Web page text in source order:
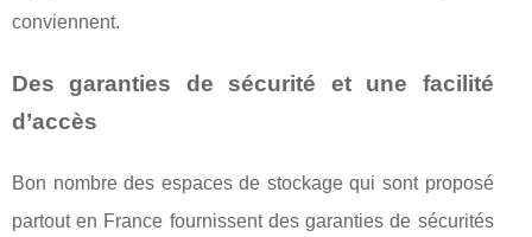
conviennent.
Des garanties de sécurité et une facilité
d’accès
Bon nombre des espaces de stockage qui sont proposé
partout en France fournissent des garanties de sécurités